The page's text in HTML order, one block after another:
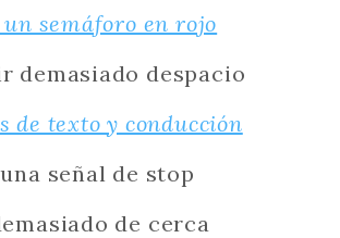
semáforo en rojo
demasiado despacio
de texto y conducción
señal de stop
de cerca